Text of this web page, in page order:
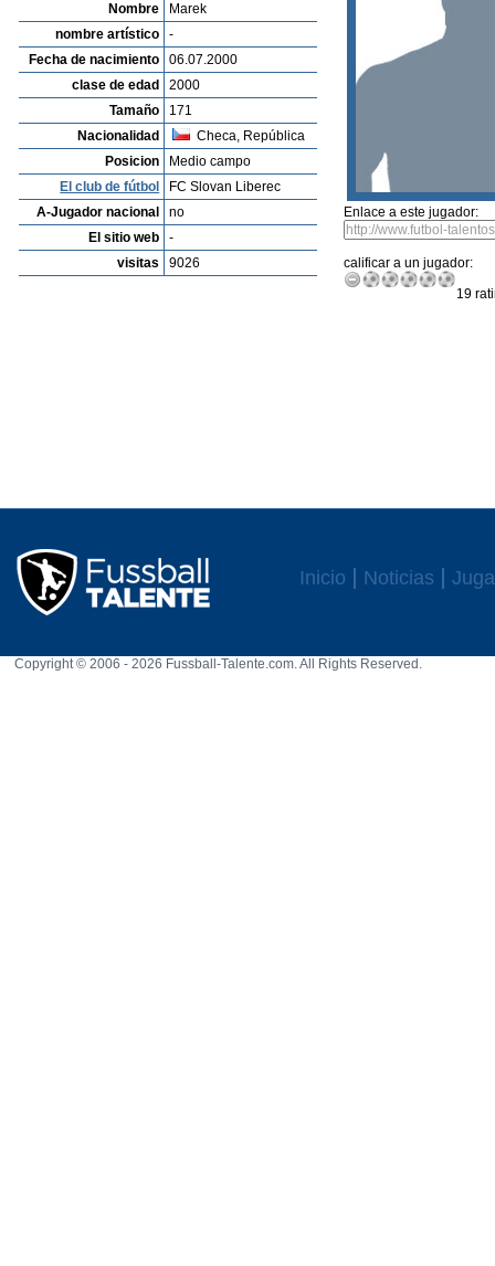
Nombre
Marek
nombre artístico
-
Fecha de nacimiento
06.07.2000
clase de edad
2000
Tamaño
171
Nacionalidad
Checa, República
Posicion
Medio campo
El club de fútbol
FC Slovan Liberec
A-Jugador nacional
no
El sitio web
-
visitas
9026
Enlace a este jugador:
calificar a un jugador:
19
Inicio Noticias
Copyright © 2006 - 2026 Fussball-Talente.com. All Rights Reserved.